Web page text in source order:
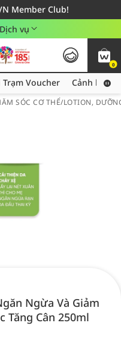
Member Club!
hàng từ 249,000Đ
khu vực TP. Hồ Chí Minh
vụ
0
Thu thập thêm voucher hot tại Trạm Voucher Voucher Cảnh báo
SÓC CƠ THỂ/LOTION,
Ngừa Và Giảm
Tăng Cân 250ml